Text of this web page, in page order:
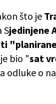
što je
Sjedinjene
bio "sat
odluke o